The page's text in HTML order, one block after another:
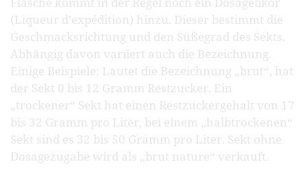
(Liqueur d’expédition) hinzu. Dieser bestimmt die
Geschmacksrichtung und den Süßegrad des Sekts.
Abhängig davon variiert auch die Bezeichnung.
Einige Beispiele: Lautet die Bezeichnung „brut“, hat
der Sekt 0 bis 12 Gramm Restzucker. Ein
„trockener“ Sekt hat einen Restzuckergehalt von 17
bis 32 Gramm pro Liter, bei einem „halbtrockenen“
Sekt sind es 32 bis 50 Gramm pro Liter. Sekt ohne
Dosagezugabe wird als „brut nature“ verkauft.